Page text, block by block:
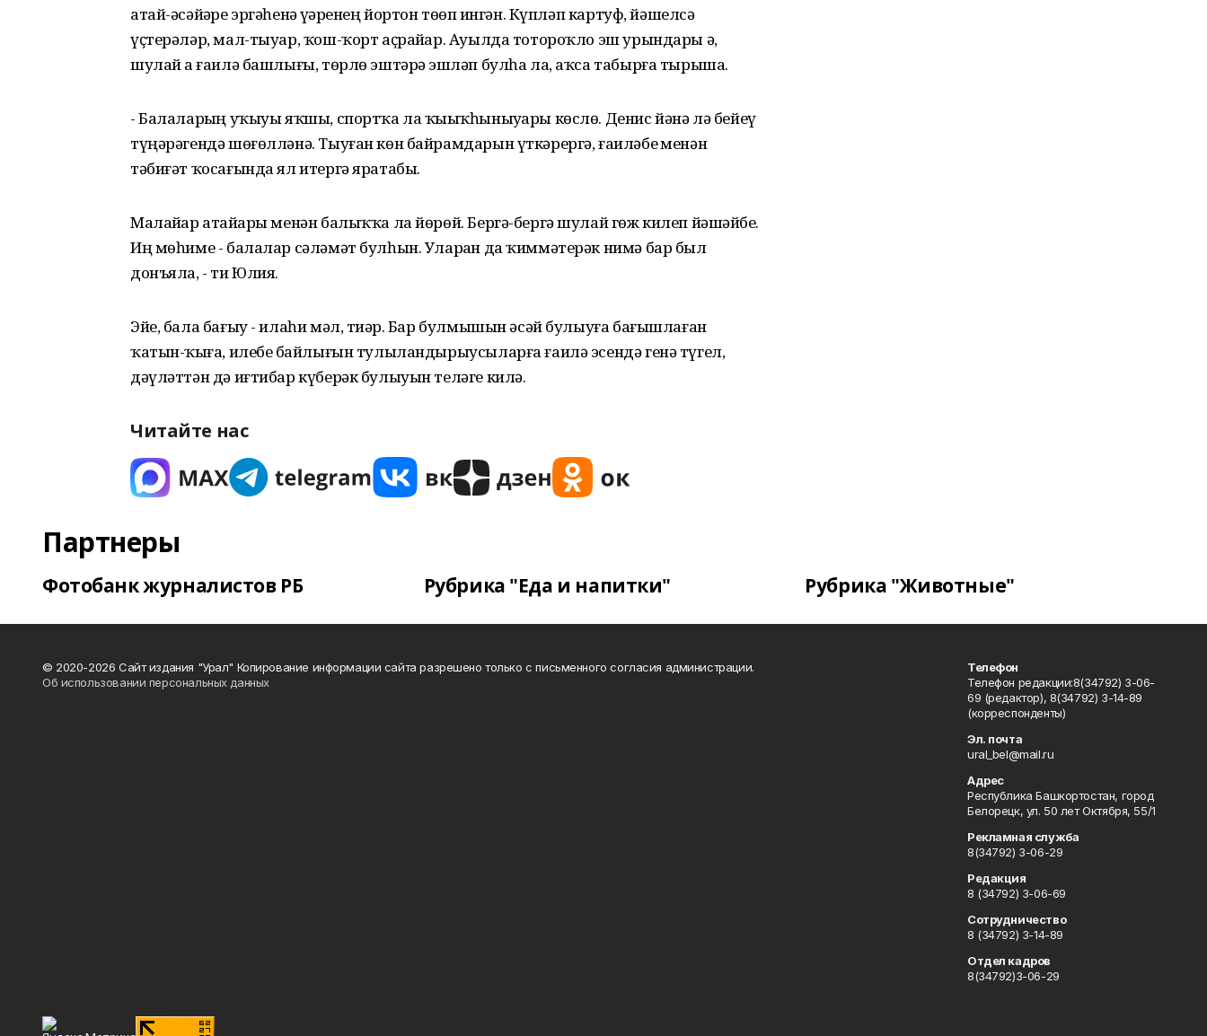
атай-әсәйҙәре эргәһенә үҙҙәренең йортон төҙөп ингән. Күпләп картуф, йәшелсә
үҫтерәләр, мал-тыуар, ҡош-ҡорт аҫрайҙар. Ауылда тотороҡло эш урындары әҙ,
шулай ҙа ғаилә башлығы, төрлө эштәрҙә эшләп булһа ла, аҡса табырға тырыша.
- Балаларҙың уҡыуы яҡшы, спортҡа ла ҡыҙыҡһыныуҙары көслө. Денис йәнә лә бейеү
түңәрәгендә шөғөлләнә. Тыуған көн байрамдарын үткәрергә, ғаиләбеҙ менән
тәбиғәт ҡосағында ял итергә яратабыҙ.
Малайҙар атайҙары менән балыҡҡа ла йөрөй. Бергә-бергә шулай гөж килеп йәшәйбеҙ.
Иң мөһиме - балалар сәләмәт булһын. Уларҙан да ҡиммәтерәк нимә бар был
донъяла, - ти Юлия.
Эйе, бала бағыу - илаһи мәл, тиҙәр. Бар булмышын әсәй булыуға бағышлаған
ҡатын-ҡыҙға, илебеҙ байлығын тулыландырыусыларға ғаилә эсендә генә түгел,
дәүләттән дә иғтибар күберәк булыуын теләге килә.
Читайте нас
Партнеры
Фотобанк журналистов РБ Рубрика "Еда и напитки" Рубрика "Животные"
© 2020-2026 Сайт издания "Урал" Копирование информации сайта разрешено только с письменного согласия администрации.
Об использовании персональных данных
Телефон
Телефон редакции:8(34792) 3-06-
69 (редактор), 8(34792) 3-14-89
(корреспонденты)
Эл. почта
ural_bel@mail.ru
Адрес
Республика Башкортостан, город
Белорецк, ул. 50 лет Октября, 55/1
Рекламная служба
8(34792) 3-06-29
Редакция
8 (34792) 3-06-69
Сотрудничество
8 (34792) 3-14-89
Отдел кадров
8(34792)3-06-29